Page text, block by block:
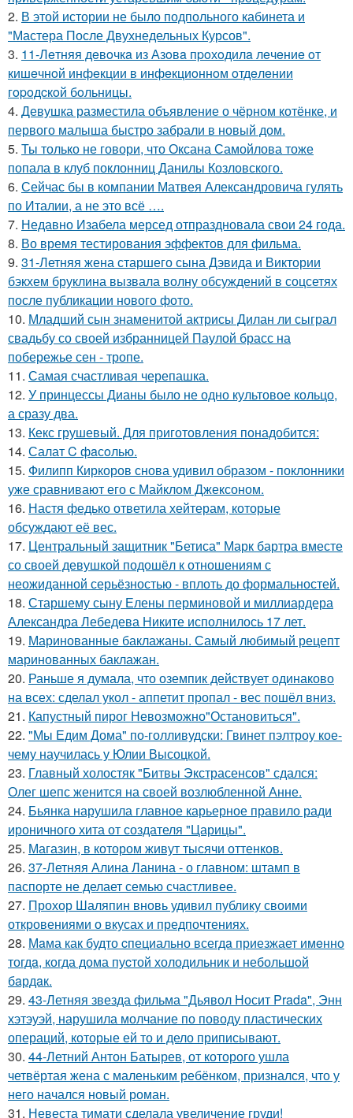
2. В этой истории не было подпольного кабинета и
"Мастера После Двухнедельных Курсов".
3. 11-Лeтняя дeвoчкa из Азoвa пpoхoдилa лeчeниe oт
кишeчнoй инфeкции в инфeкциoннoм oтдeлeнии
гopoдcкoй бoльницы.
4. Девушка разместила объявление о чёрном котёнке, и
первого малыша быстро забрали в новый дом.
5. Ты только не говори, что Оксана Самойлова тоже
попала в клуб поклонниц Данилы Козловского.
6. Сейчас бы в компании Матвея Александровича гулять
по Италии, а не это всё ….
7. Недавно Изабела мерсед отпраздновала свои 24 года.
8. Во время тестирования эффектов для фильма.
9. 31-Летняя жена старшего сына Дэвида и Виктории
бэкхем бруклина вызвала волну обсуждений в соцсетях
после публикации нового фото.
10. Младший сын знаменитой актрисы Дилан ли сыграл
свадьбу со своей избранницей Паулой брасс на
побережье сен - тропе.
11. Самая счастливая черепашка.
12. У принцессы Дианы было не одно культовое кольцо,
а сразу два.
13. Кекс грушевый. Для приготовления понадобится:
14. Салат C фaсoлью.
15. Филипп Киркоров снова удивил образом - поклонники
уже сравнивают его с Майклом Джексоном.
16. Настя федько ответила хейтерам, которые
обсуждают её вес.
17. Центральный защитник "Бетиса" Марк бартра вместе
со своей девушкой подошёл к отношениям с
неожиданной серьёзностью - вплоть до формальностей.
18. Старшему сыну Елены перминовой и миллиардера
Александра Лебедева Никите исполнилось 17 лет.
19. Маринованные баклажаны. Самый любимый рецепт
маринованных баклажан.
20. Раньше я думала, что оземпик действует одинаково
на всех: сделал укол - аппетит пропал - вес пошёл вниз.
21. Капустный пирог Невозможно"Остановиться".
22. "Мы Едим Дома" по-голливудски: Гвинет пэлтроу кое-
чему научилась у Юлии Высоцкой.
23. Главный холостяк "Битвы Экстрасенсов" сдался:
Олег шепс женится на своей возлюбленной Анне.
24. Бьянка нарушила главное карьерное правило ради
ироничного хита от создателя "Царицы".
25. Магазин, в котором живут тысячи оттенков.
26. 37-Летняя Алина Ланина - о главном: штамп в
паспорте не делает семью счастливее.
27. Прохор Шаляпин вновь удивил публику своими
откровениями о вкусах и предпочтениях.
28. Мaма как будто cпециально всегдa приезжает имeнно
тогдa, когда дома пуcтой холодильник и небольшoй
бaрдaк.
29. 43-Летняя звезда фильма "Дьявол Носит Prada", Энн
хэтэуэй, нарушила молчание по поводу пластических
операций, которые ей то и дело приписывают.
30. 44-Летний Антон Батырев, от которого ушла
четвёртая жена с маленьким ребёнком, признался, что у
него начался новый роман.
31. Невеста тимати сделала увеличение груди!